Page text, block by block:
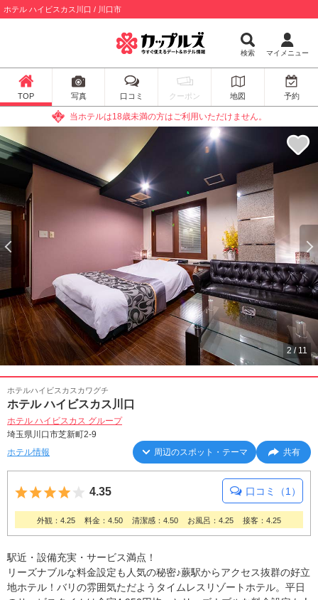
ホテル ハイビスカス川口 / 川口市
検索 マイメニュー
TOP 写真 口コミ クーポン 地図 予約
当ホテルは18歳未満の方はご利用いただけません。
2 / 11
ホテルハイビスカスカワグチ
ホテル ハイビスカス川口
ホテル ハイビスカス グループ
埼玉県川口市芝新町2-9
ホテル情報
周辺のスポット・テーマ 共有
5つ星のうち4
4.35 口コミ（1）
外観：4.25 料金：4.50 清潔感：4.50 お風呂：4.25 接客：4.25
駅近・設備充実・サービス満点！
リーズナブルな料金設定も人気の秘密♪蕨駅からアクセス抜群の好立
地ホテル！バリの雰囲気ただようタイムレスリゾートホテル。平日